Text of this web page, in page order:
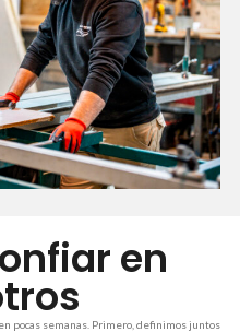
en
pocas semanas. Primero, definimos juntos